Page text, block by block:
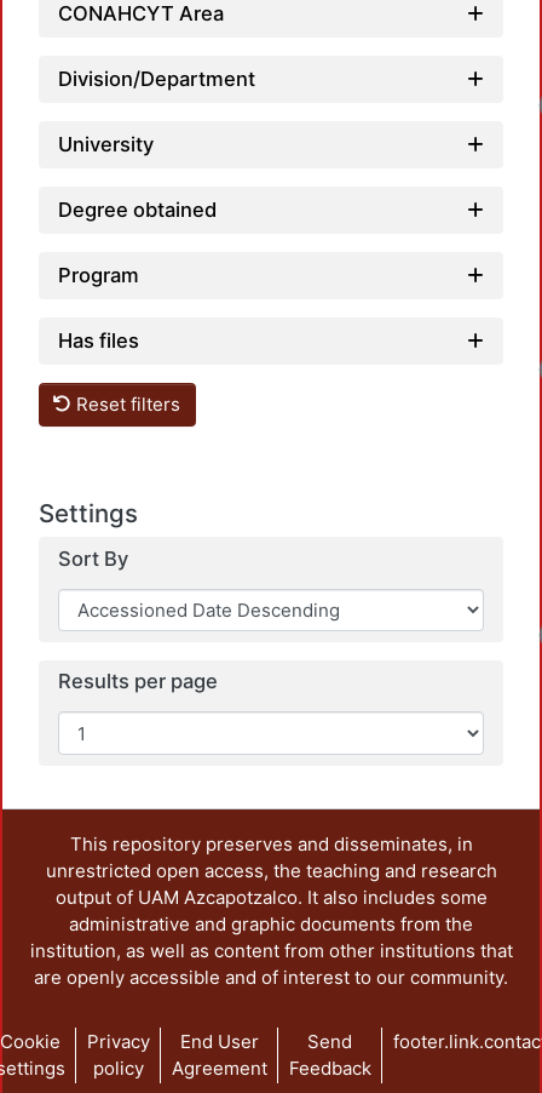
CONAHCYT Area
Division/Department
University
Degree obtained
Program
Has files
Reset filters
Settings
Sort By
Results per page
This repository preserves and disseminates, in
unrestricted open access, the teaching and research
output of UAM Azcapotzalco. It also includes some
administrative and graphic documents from the
institution, as well as content from other institutions that
are openly accessible and of interest to our community.
Cookie
Privacy
policy
End User
Agreement
Send
Feedback